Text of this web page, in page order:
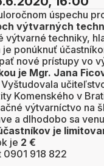
úspechu
výtvarných
výtvarné techniky,
ponúknuť
nové prístupy vo
je Mgr. Jana
Komenského v
výtvarníctvo na
a dlhodobo sa
je
je 2 €
0901 918 822